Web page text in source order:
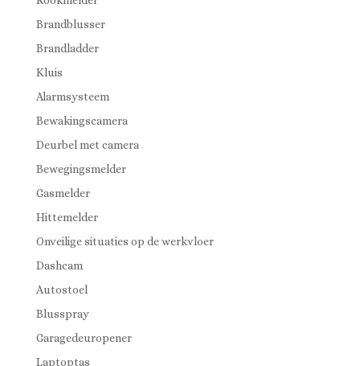
Brandblusser
Brandladder
Kluis
Alarmsysteem
Bewakingscamera
Deurbel met camera
Bewegingsmelder
Gasmelder
Hittemelder
Onveilige situaties op de werkvloer
Dashcam
Autostoel
Blusspray
Garagedeuropener
Laptoptas